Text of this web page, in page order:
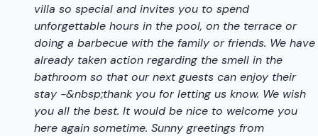
villa so special and invites you to spend
unforgettable hours in the pool, on the terrace or
doing a barbecue with the family or friends. We have
already taken action regarding the smell in the
bathroom so that our next guests can enjoy their
stay -&nbsp;thank you for letting us know. We wish
you all the best. It would be nice to welcome you
here again sometime. Sunny greetings from